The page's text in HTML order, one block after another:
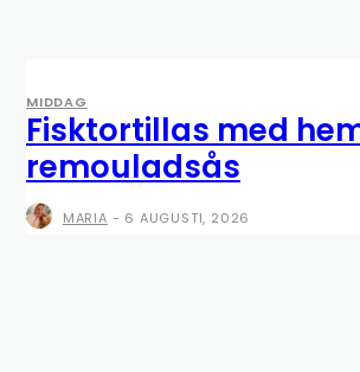
MIDDAG
Fisktortillas med
remouladsås
MARIA - 6 AUGUSTI, 2026